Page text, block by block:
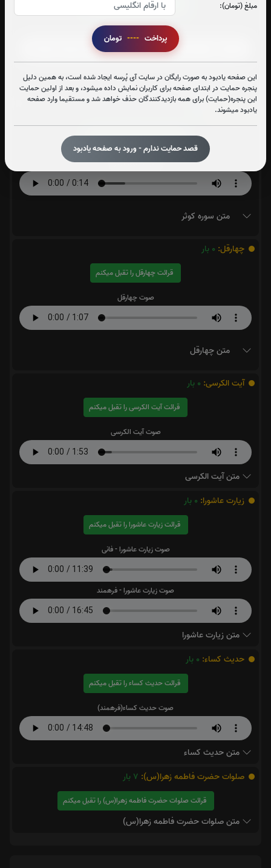
مبلغ (تومان):
پرداخت ----
این صفحه یادبود به صورت رایگان در سایت آی پُرسه ایجاد شده است، به همین دلیل
پنجره حمایت در ابتدای صفحه برای کاربران نمایش داده میشود، و بعد از اولین حمایت
این پنجره(حمایت) برای همه بازدیدکنندگان حذف خواهد شد و مستقیما وارد صفحه
یادبود میشوند.
قصد حمایت ندارم - ورود به صفحه یادبود
قرائت سوره محمد را تقبل میکنم
صوت سوره محمد
متن سوره محمد
سوره کوثر:
قرائت سوره کوثر را تقبل میکنم
صوت سوره کوثر
متن سوره کوثر
چهارقل: 0 بار
قرائت چهارقل را تقبل میکنم
صوت چهارقل
متن چهارقل
آیت الکرسی: 0 بار
قرائت آیت الکرسی را تقبل میکنم
صوت آیت الکرسی
متن آیت الکرسی
زیارت عاشورا: 0 بار
قرائت زیارت عاشورا را تقبل میکنم
صوت زیارت عاشورا - فانی
صوت زیارت عاشورا - فرهمند
متن زیارت عاشورا
حدیث کساء: 0 بار
قرائت حدیث کساء را تقبل میکنم
صوت حدیث کساء(فرهمند)
متن حدیث کساء
صلوات حضرت فاطمه زهرا(س): 7 بار
قرائت صلوات حضرت فاطمه زهرا(س) را تقبل میکنم
متن صلوات حضرت فاطمه زهرا(س)